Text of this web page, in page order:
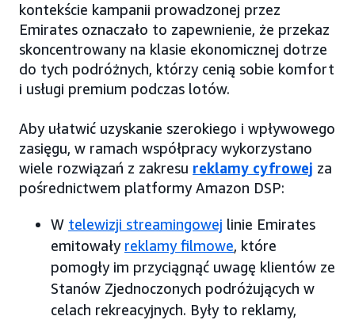
kontekście kampanii prowadzonej przez
Emirates oznaczało to zapewnienie, że przekaz
skoncentrowany na klasie ekonomicznej dotrze
do tych podróżnych, którzy cenią sobie komfort
i usługi premium podczas lotów.
Aby ułatwić uzyskanie szerokiego i wpływowego
zasięgu, w ramach współpracy wykorzystano
wiele rozwiązań z zakresu reklamy cyfrowej za
pośrednictwem platformy Amazon DSP:
W telewizji streamingowej linie Emirates
emitowały reklamy filmowe, które
pomogły im przyciągnąć uwagę klientów ze
Stanów Zjednoczonych podróżujących w
celach rekreacyjnych. Były to reklamy,